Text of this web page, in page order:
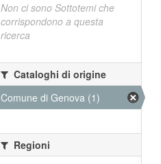
Non ci sono Sottotemi che
corrispondono a questa
ricerca
Cataloghi di origine
Comune di Genova (1)
Regioni